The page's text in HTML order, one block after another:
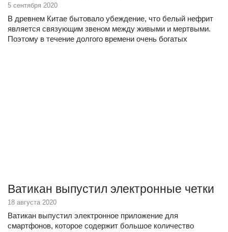
5 сентября 2020
В древнем Китае бытовало убеждение, что белый нефрит
является связующим звеном между живыми и мертвыми.
Поэтому в течение долгого времени очень богатых
Ватикан выпустил электронные четки
18 августа 2020
Ватикан выпустил электронное приложение для
смартфонов, которое содержит большое количество